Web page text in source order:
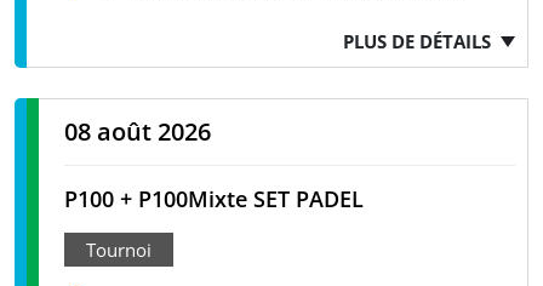
PLUS DE DÉTAILS
08 août 2026
P100 + P100Mixte SET PADEL
Tournoi